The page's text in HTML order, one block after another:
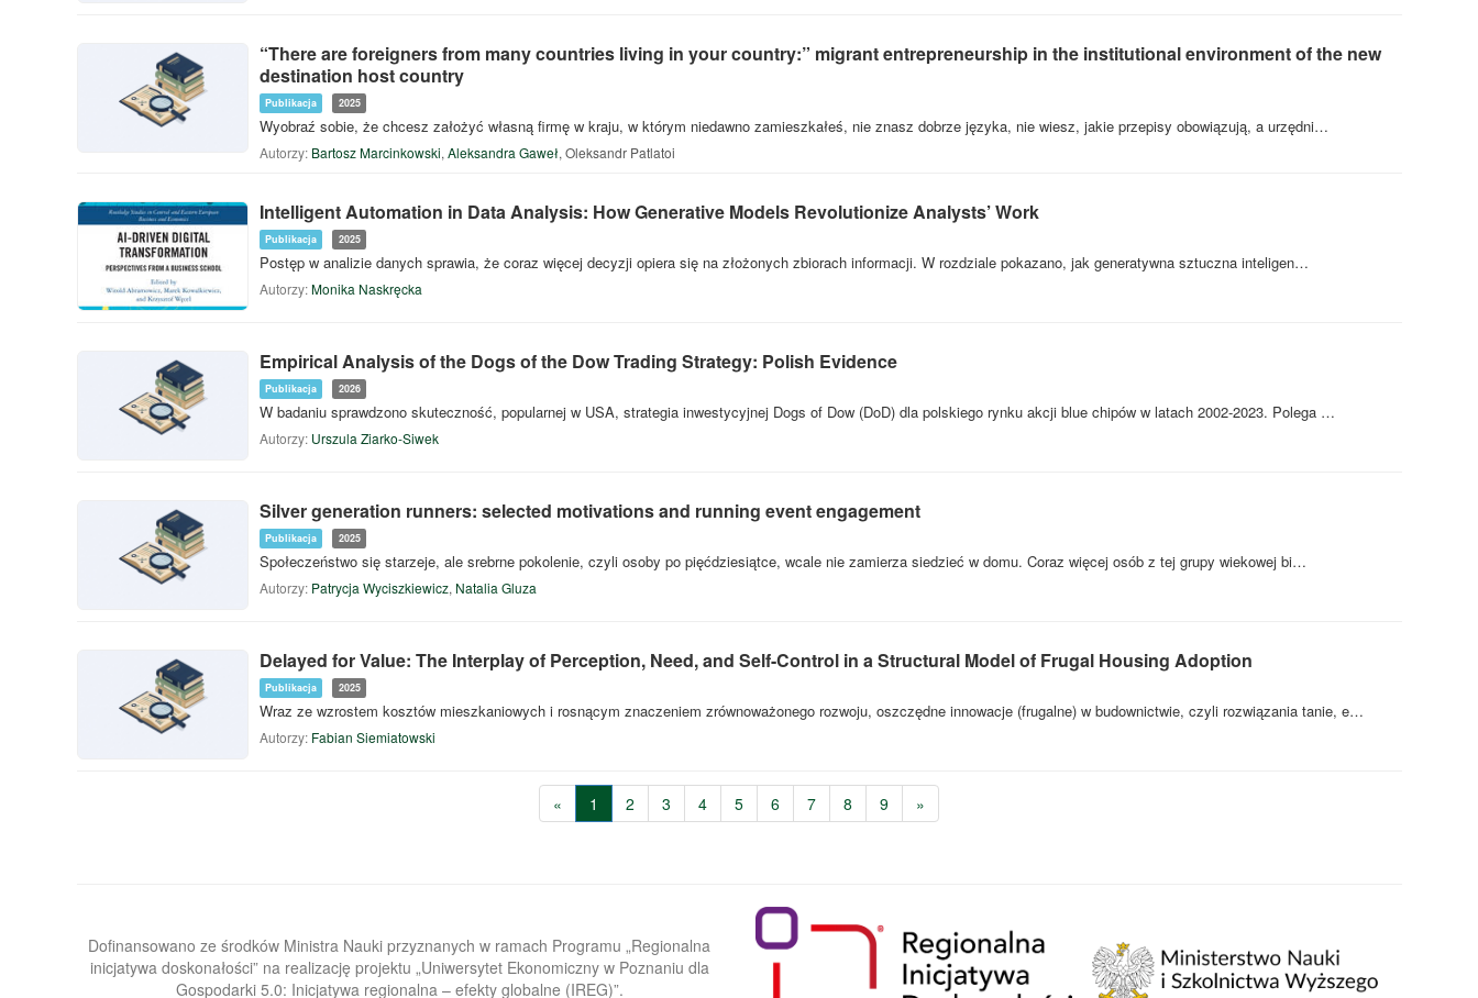
“There are foreigners from many countries living in your country:” migrant entrepreneurship in the institutional environment of the new
destination host country
Publikacja 2025
Wyobraź sobie, że chcesz założyć własną firmę w kraju, w którym niedawno zamieszkałeś, nie znasz dobrze języka, nie wiesz, jakie przepisy obowiązują, a urzędni…
Autorzy: Bartosz Marcinkowski, Aleksandra Gaweł, Oleksandr Patlatoi
Intelligent Automation in Data Analysis: How Generative Models Revolutionize Analysts’ Work
Publikacja 2025
Postęp w analizie danych sprawia, że coraz więcej decyzji opiera się na złożonych zbiorach informacji. W rozdziale pokazano, jak generatywna sztuczna inteligen…
Autorzy: Monika Naskręcka
Empirical Analysis of the Dogs of the Dow Trading Strategy: Polish Evidence
Publikacja 2026
W badaniu sprawdzono skuteczność, popularnej w USA, strategia inwestycyjnej Dogs of Dow (DoD) dla polskiego rynku akcji blue chipów w latach 2002-2023. Polega …
Autorzy: Urszula Ziarko-Siwek
Silver generation runners: selected motivations and running event engagement
Publikacja 2025
Społeczeństwo się starzeje, ale srebrne pokolenie, czyli osoby po pięćdziesiątce, wcale nie zamierza siedzieć w domu. Coraz więcej osób z tej grupy wiekowej bi…
Autorzy: Patrycja Wyciszkiewicz, Natalia Gluza
Delayed for Value: The Interplay of Perception, Need, and Self-Control in a Structural Model of Frugal Housing Adoption
Publikacja 2025
Wraz ze wzrostem kosztów mieszkaniowych i rosnącym znaczeniem zrównoważonego rozwoju, oszczędne innowacje (frugalne) w budownictwie, czyli rozwiązania tanie, e…
Autorzy: Fabian Siemiatowski
« 1 2 3 4 5 6 7 8 9 »
Dofinansowano ze środków Ministra Nauki przyznanych w ramach Programu „Regionalna
inicjatywa doskonałości” na realizację projektu „Uniwersytet Ekonomiczny w Poznaniu dla
Gospodarki 5.0: Inicjatywa regionalna – efekty globalne (IREG)”.